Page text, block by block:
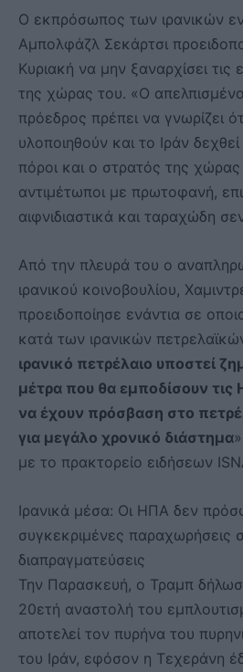
Ο εκπρόσωπος των ιρανικών
Αμπολφάζλ Σεκάρτσι
Κυριακή να μην ξαναρχίσει τις
της χώρας του. «Ο
πρόεδρος πρέπει να γνωρίζει
υλοποιηθούν και το Ιράν
πόροι και ο στρατός της
αντιμέτωποι με πρωτοφανή,
αιφνιδιαστικά και ταραχώδη
Από την πλευρά του ο
ιρανικού κοινοβουλίου,
προειδοποίησε ενάντια σε
κατά των ιρανικών
ιρανικό πετρέλαιο υποστεί
μέτρα που θα εμποδίσουν
να έχουν πρόσβαση στο
για μεγάλο χρονικό διάστημα
με το πρακτορείο ειδήσεων
Ιρανικά μέσα: Οι ΗΠΑ δεν
συγκεκριμένες παραχωρήσεις
διαπραγματεύσεις
Την Παρασκευή, ο Τραμπ
20ετή αναστολή του
αποτελεί τον πυρήνα του
του Ιράν, εφόσον η Τεχεράνη